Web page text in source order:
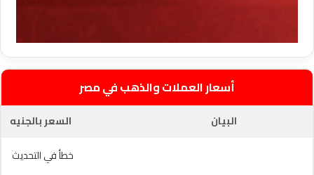
أسعار العملات والذهب في مصر
البيان
السعر بالجنيه
خطأ في التحديث